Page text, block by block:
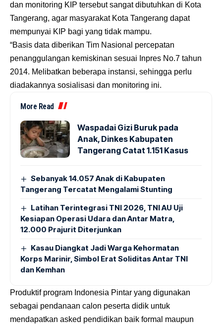
dan monitoring KIP tersebut sangat dibutuhkan di Kota
Tangerang, agar masyarakat Kota Tangerang dapat
mempunyai KIP bagi yang tidak mampu.
“Basis data diberikan Tim Nasional percepatan
penanggulangan kemiskinan sesuai Inpres No.7 tahun
2014. Melibatkan beberapa instansi, sehingga perlu
diadakannya sosialisasi dan monitoring ini.
More Read
Waspadai Gizi Buruk pada
Anak, Dinkes Kabupaten
Tangerang Catat 1.151 Kasus
Sebanyak 14.057 Anak di Kabupaten
Tangerang Tercatat Mengalami Stunting
Latihan Terintegrasi TNI 2026, TNI AU Uji
Kesiapan Operasi Udara dan Antar Matra,
12.000 Prajurit Diterjunkan
Kasau Diangkat Jadi Warga Kehormatan
Korps Marinir, Simbol Erat Soliditas Antar TNI
dan Kemhan
Produktif program Indonesia Pintar yang digunakan
sebagai pendanaan calon peserta didik untuk
mendapatkan asked pendidikan baik formal maupun